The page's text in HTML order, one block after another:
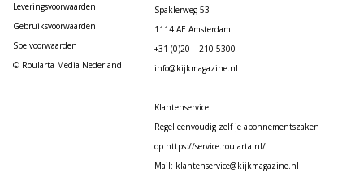
Leveringsvoorwaarden
Gebruiksvoorwaarden
Spelvoorwaarden
© Roularta Media Nederland
Spaklerweg 53
1114 AE Amsterdam
+31 (0)20 – 210 5300
info@kijkmagazine.nl
Klantenservice
Regel eenvoudig zelf je abonnementszaken
op https://service.roularta.nl/
Mail: klantenservice@kijkmagazine.nl